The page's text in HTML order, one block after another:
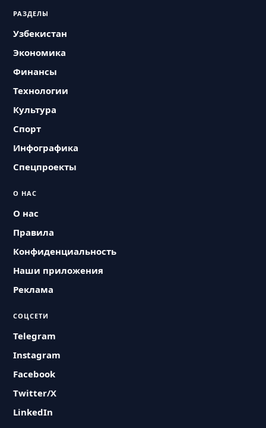
РАЗДЕЛЫ
Узбекистан
Экономика
Финансы
Технологии
Культура
Спорт
Инфографика
Спецпроекты
О НАС
О нас
Правила
Конфиденциальность
Наши приложения
Реклама
СОЦСЕТИ
Telegram
Instagram
Facebook
Twitter/X
LinkedIn